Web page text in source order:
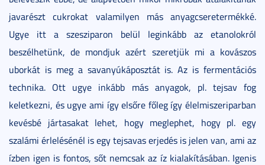
javarészt cukrokat valamilyen más anyagcseretermékké.
Ugye itt a szesziparon belül leginkább az etanolokról
beszélhetünk, de mondjuk azért szeretjük mi a kovászos
uborkát is meg a savanyúkáposztát is. Az is fermentációs
technika. Ott ugye inkább más anyagok, pl. tejsav fog
keletkezni, és ugye ami így elsőre főleg így élelmiszeriparban
kevésbé jártasakat lehet, hogy meglephet, hogy pl. egy
szalámi érlelésénél is egy tejsavas erjedés is jelen van, ami az
ízben igen is fontos, sőt nemcsak az íz kialakításában. Igenis